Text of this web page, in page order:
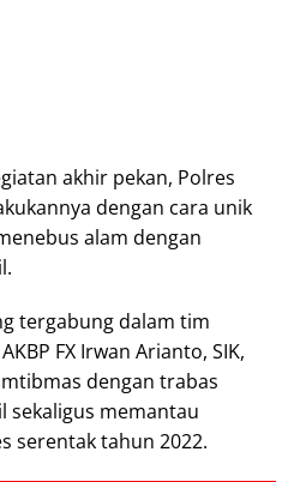
akhir pekan, Polres
dengan cara unik
alam dengan
tergabung dalam tim
FX Irwan Arianto, SIK,
dengan trabas
sekaligus memantau
serentak tahun 2022.